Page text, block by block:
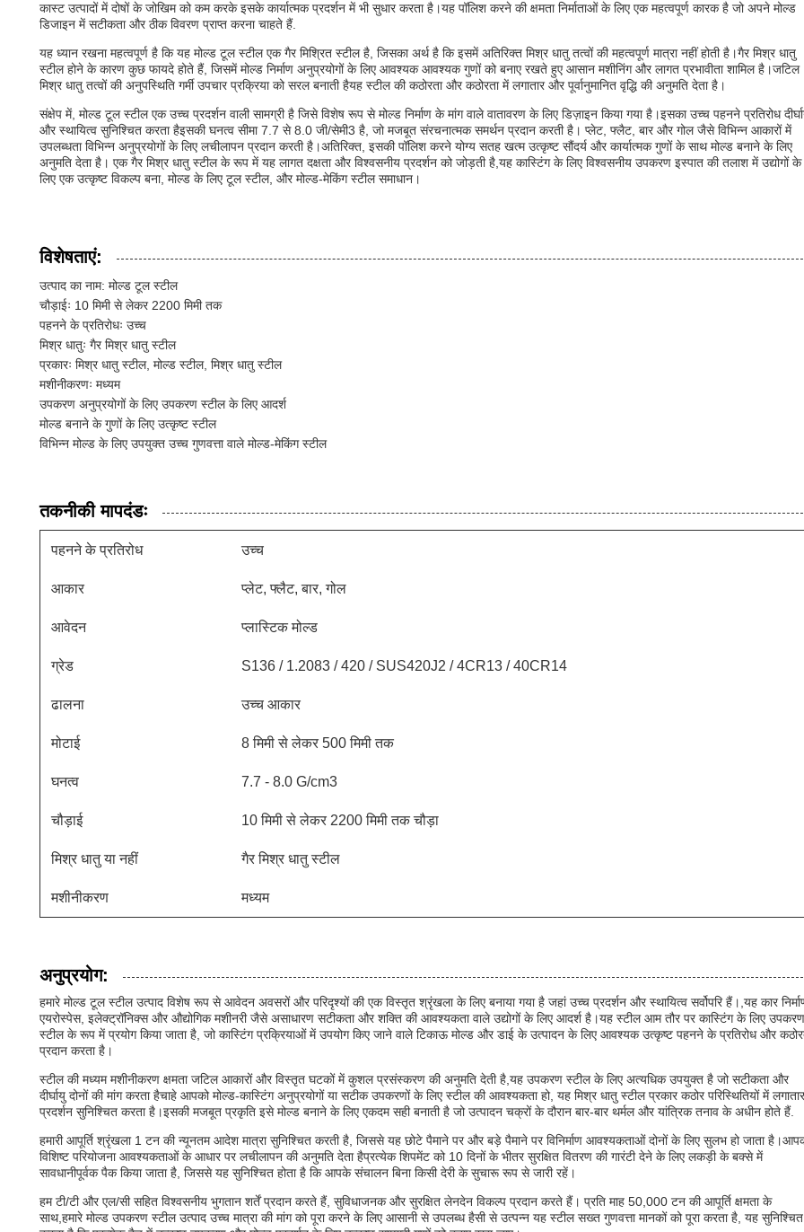
कास्ट उत्पादों में दोषों के जोखिम को कम करके इसके कार्यात्मक प्रदर्शन में भी सुधार करता है।यह पॉलिश करने की क्षमता निर्माताओं के लिए एक महत्वपूर्ण कारक है जो अपने मोल्ड
डिजाइन में सटीकता और ठीक विवरण प्राप्त करना चाहते हैं.
यह ध्यान रखना महत्वपूर्ण है कि यह मोल्ड टूल स्टील एक गैर मिश्रित स्टील है, जिसका अर्थ है कि इसमें अतिरिक्त मिश्र धातु तत्वों की महत्वपूर्ण मात्रा नहीं होती है।गैर मिश्र धातु
स्टील होने के कारण कुछ फायदे होते हैं, जिसमें मोल्ड निर्माण अनुप्रयोगों के लिए आवश्यक आवश्यक गुणों को बनाए रखते हुए आसान मशीनिंग और लागत प्रभावीता शामिल है।जटिल
मिश्र धातु तत्वों की अनुपस्थिति गर्मी उपचार प्रक्रिया को सरल बनाती हैयह स्टील की कठोरता और कठोरता में लगातार और पूर्वानुमानित वृद्धि की अनुमति देता है।
संक्षेप में, मोल्ड टूल स्टील एक उच्च प्रदर्शन वाली सामग्री है जिसे विशेष रूप से मोल्ड निर्माण के मांग वाले वातावरण के लिए डिज़ाइन किया गया है।इसका उच्च पहनने प्रतिरोध
और स्थायित्व सुनिश्चित करता हैइसकी घनत्व सीमा 7.7 से 8.0 जी/सेमी3 है, जो मजबूत संरचनात्मक समर्थन प्रदान करती है। प्लेट, फ्लैट, बार और गोल जैसे विभिन्न आकारों में
उपलब्धता विभिन्न अनुप्रयोगों के लिए लचीलापन प्रदान करती है।अतिरिक्त, इसकी पॉलिश करने योग्य सतह खत्म उत्कृष्ट सौंदर्य और कार्यात्मक गुणों के साथ मोल्ड बनाने के लिए
अनुमति देता है। एक गैर मिश्र धातु स्टील के रूप में यह लागत दक्षता और विश्वसनीय प्रदर्शन को जोड़ती है,यह कास्टिंग के लिए विश्वसनीय उपकरण इस्पात की तलाश में उद्योगों के
लिए एक उत्कृष्ट विकल्प बना, मोल्ड के लिए टूल स्टील, और मोल्ड-मेकिंग स्टील समाधान।
विशेषताएं:
उत्पाद का नाम: मोल्ड टूल स्टील
चौड़ाईः 10 मिमी से लेकर 2200 मिमी तक
पहनने के प्रतिरोधः उच्च
मिश्र धातुः गैर मिश्र धातु स्टील
प्रकारः मिश्र धातु स्टील, मोल्ड स्टील, मिश्र धातु स्टील
मशीनीकरणः मध्यम
उपकरण अनुप्रयोगों के लिए उपकरण स्टील के लिए आदर्श
मोल्ड बनाने के गुणों के लिए उत्कृष्ट स्टील
विभिन्न मोल्ड के लिए उपयुक्त उच्च गुणवत्ता वाले मोल्ड-मेकिंग स्टील
तकनीकी मापदंडः
पहनने के प्रतिरोध उच्च
आकार प्लेट, फ्लैट, बार, गोल
आवेदन प्लास्टिक मोल्ड
ग्रेड S136 / 1.2083 / 420 / SUS420J2 / 4CR13 / 40CR14
ढालना उच्च आकार
मोटाई 8 मिमी से लेकर 500 मिमी तक
घनत्व 7.7 - 8.0 G/cm3
चौड़ाई 10 मिमी से लेकर 2200 मिमी तक चौड़ा
मिश्र धातु या नहीं गैर मिश्र धातु स्टील
मशीनीकरण मध्यम
अनुप्रयोग:
हमारे मोल्ड टूल स्टील उत्पाद विशेष रूप से आवेदन अवसरों और परिदृश्यों की एक विस्तृत श्रृंखला के लिए बनाया गया है जहां उच्च प्रदर्शन और स्थायित्व सर्वोपरि हैं।,यह कार
एयरोस्पेस, इलेक्ट्रॉनिक्स और औद्योगिक मशीनरी जैसे असाधारण सटीकता और शक्ति की आवश्यकता वाले उद्योगों के लिए आदर्श है।यह स्टील आम तौर पर कास्टिंग के लिए उपकरण
स्टील के रूप में प्रयोग किया जाता है, जो कास्टिंग प्रक्रियाओं में उपयोग किए जाने वाले टिकाऊ मोल्ड और डाई के उत्पादन के लिए आवश्यक उत्कृष्ट पहनने के प्रतिरोध और
प्रदान करता है।
स्टील की मध्यम मशीनीकरण क्षमता जटिल आकारों और विस्तृत घटकों में कुशल प्रसंस्करण की अनुमति देती है,यह उपकरण स्टील के लिए अत्यधिक उपयुक्त है जो सटीकता और
दीर्घायु दोनों की मांग करता हैचाहे आपको मोल्ड-कास्टिंग अनुप्रयोगों या सटीक उपकरणों के लिए स्टील की आवश्यकता हो, यह मिश्र धातु स्टील प्रकार कठोर परिस्थितियों में लगातार
प्रदर्शन सुनिश्चित करता है।इसकी मजबूत प्रकृति इसे मोल्ड बनाने के लिए एकदम सही बनाती है जो उत्पादन चक्रों के दौरान बार-बार थर्मल और यांत्रिक तनाव के अधीन होते हैं.
हमारी आपूर्ति श्रृंखला 1 टन की न्यूनतम आदेश मात्रा सुनिश्चित करती है, जिससे यह छोटे पैमाने पर और बड़े पैमाने पर विनिर्माण आवश्यकताओं दोनों के लिए सुलभ हो जाता
विशिष्ट परियोजना आवश्यकताओं के आधार पर लचीलापन की अनुमति देता हैप्रत्येक शिपमेंट को 10 दिनों के भीतर सुरक्षित वितरण की गारंटी देने के लिए लकड़ी के बक्से में
सावधानीपूर्वक पैक किया जाता है, जिससे यह सुनिश्चित होता है कि आपके संचालन बिना किसी देरी के सुचारू रूप से जारी रहें।
हम टी/टी और एल/सी सहित विश्वसनीय भुगतान शर्तें प्रदान करते हैं, सुविधाजनक और सुरक्षित लेनदेन विकल्प प्रदान करते हैं। प्रति माह 50,000 टन की आपूर्ति क्षमता के
साथ,हमारे मोल्ड उपकरण स्टील उत्पाद उच्च मात्रा की मांग को पूरा करने के लिए आसानी से उपलब्ध हैसी से उत्पन्न यह स्टील सख्त गुणवत्ता मानकों को पूरा करता है, यह सुनिश्चित